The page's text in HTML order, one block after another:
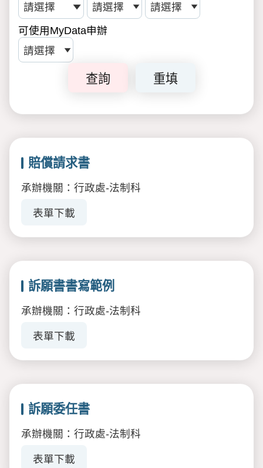
可使用MyData申辦
查詢 重填
賠償請求書
承辦機關：行政處-法制科
表單下載
訴願書書寫範例
承辦機關：行政處-法制科
表單下載
訴願委任書
承辦機關：行政處-法制科
表單下載